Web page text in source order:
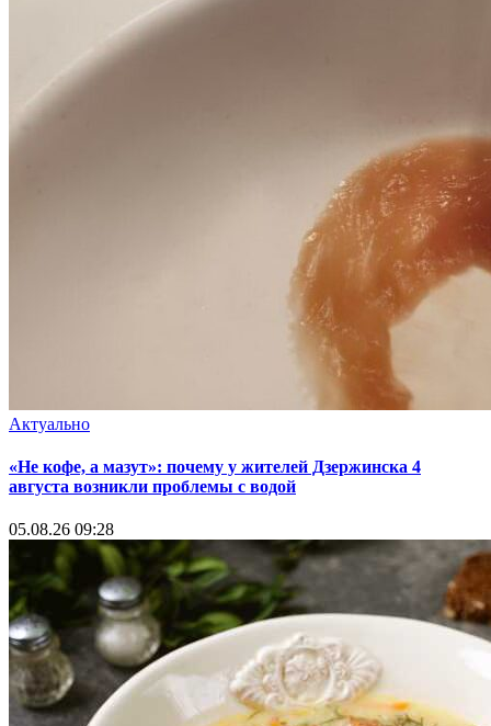
Актуально
«Не кофе, а мазут»: почему у жителей Дзержинска 4
августа возникли проблемы с водой
05.08.26 09:28